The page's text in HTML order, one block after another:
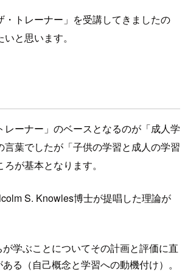
・トレーナー」を受講してきましたの
と思います。
レーナー」のベースとなるのが「成人学
言葉でしたが「子供の学習と成人の学習
が基本となります。
S. Knowles博士が提唱した理論が
学ぶことについてその計画と評価に直
る（自己概念と学習への動機付け）。